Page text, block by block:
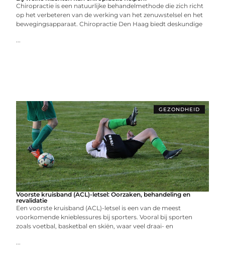
Chiropractie is een natuurlijke behandelmethode die zich richt
op het verbeteren van de werking van het zenuwstelsel en het
bewegingsapparaat. Chiropractie Den Haag biedt deskundige
...
GEZONDHEID
Voorste kruisband (ACL)-letsel: Oorzaken, behandeling en
revalidatie
Een voorste kruisband (ACL)-letsel is een van de meest
voorkomende knieblessures bij sporters. Vooral bij sporten
zoals voetbal, basketbal en skiën, waar veel draai- en
...